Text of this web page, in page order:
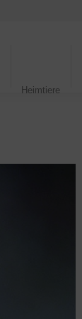
Heimtiere